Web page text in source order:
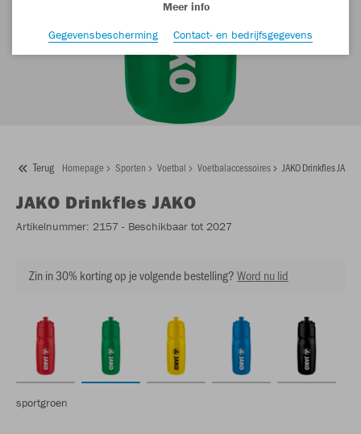
Terug Homepage Sporten Voetbal Voetbalaccessoires JAKO Drinkfles JAKO
JAKO Drinkfles JAKO
Artikelnummer: 2157 - Beschikbaar tot 2027
Zin in 30% korting op je volgende bestelling?Word nu lid
sportgroen
Meer info
Gegevensbescherming
Contact- en bedrijfsgegevens